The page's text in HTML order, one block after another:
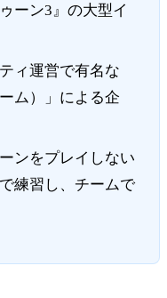
ーン3』の大型イ
ィ運営で有名な
ム）」による企
ンをプレイしない
練習し、チームで